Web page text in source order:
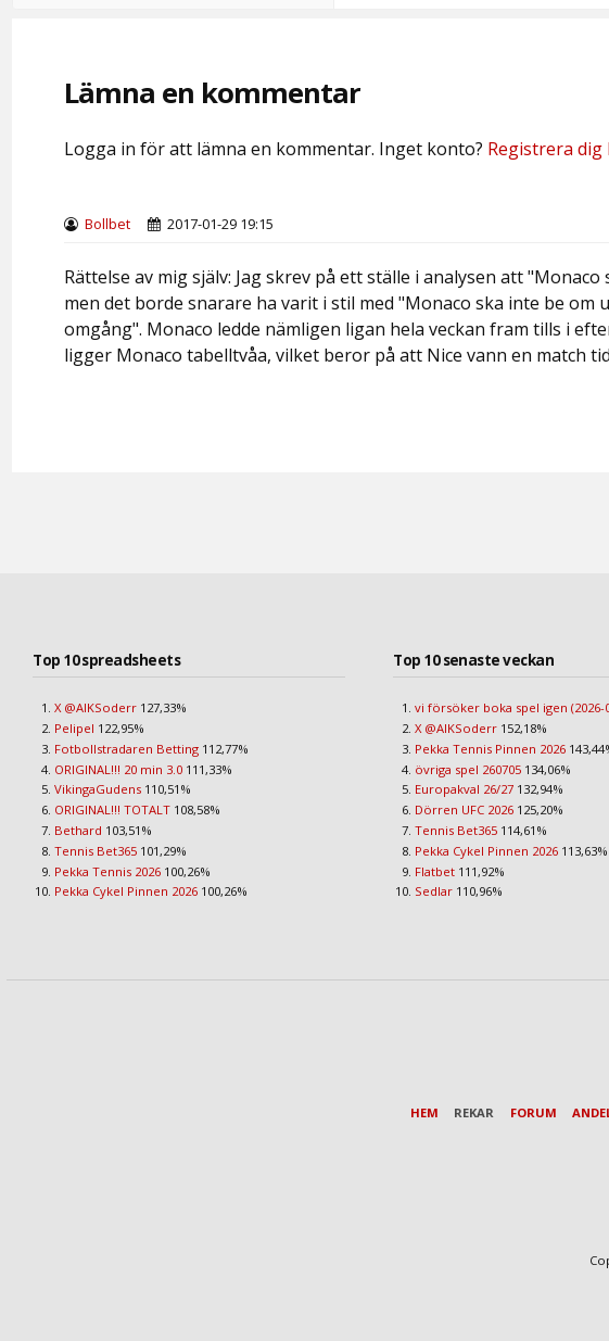
Lämna en kommentar
Logga in för att lämna en kommentar. Inget konto? Registrera dig
Bollbet 2017-01-29 19:15
Rättelse av mig själv: Jag skrev på ett ställe i analysen att
men det borde snarare ha varit i stil med "Monaco ska inte be
omgång". Monaco ledde nämligen ligan hela veckan fram tills i
ligger Monaco tabelltvåa, vilket beror på att Nice vann en match
Top 10 spreadsheets
X @AIKSoderr 127,33%
Pelipel 122,95%
Fotbollstradaren Betting 112,77%
ORIGINAL!!! 20 min 3.0 111,33%
VikingaGudens 110,51%
ORIGINAL!!! TOTALT 108,58%
Bethard 103,51%
Tennis Bet365 101,29%
Pekka Tennis 2026 100,26%
Pekka Cykel Pinnen 2026 100,26%
Top 10 senaste veckan
vi försöker boka spel igen (2026-
X @AIKSoderr 152,18%
Pekka Tennis Pinnen 2026
övriga spel 260705 134,06%
Europakval 26/27 132,94%
Dörren UFC 2026 125,20%
Tennis Bet365 114,61%
Pekka Cykel Pinnen 2026 113,63%
Flatbet 111,92%
Sedlar 110,96%
HEM REKAR FORUM